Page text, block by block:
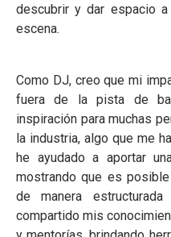
descubrir y dar espacio
escena.
Como DJ, creo que mi
fuera de la pista de
inspiración para muchas
la industria, algo que me
he ayudado a aportar
mostrando que es
de manera
compartido mis